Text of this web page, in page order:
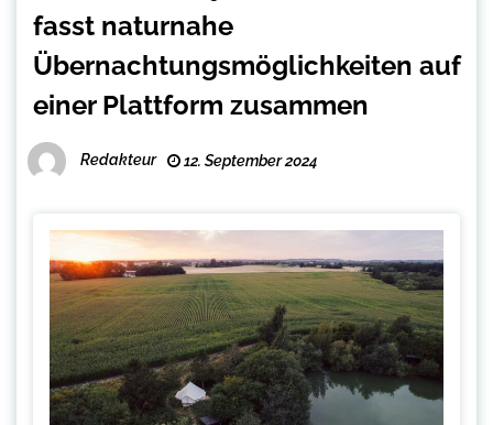
fasst naturnahe
Übernachtungsmöglichkeiten auf
einer Plattform zusammen
Redakteur 12. September 2024